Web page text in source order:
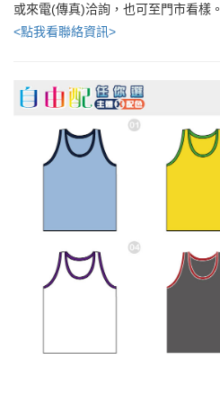
或來電(傳真)洽詢，也可至門市看樣。
<點我看聯絡資訊>